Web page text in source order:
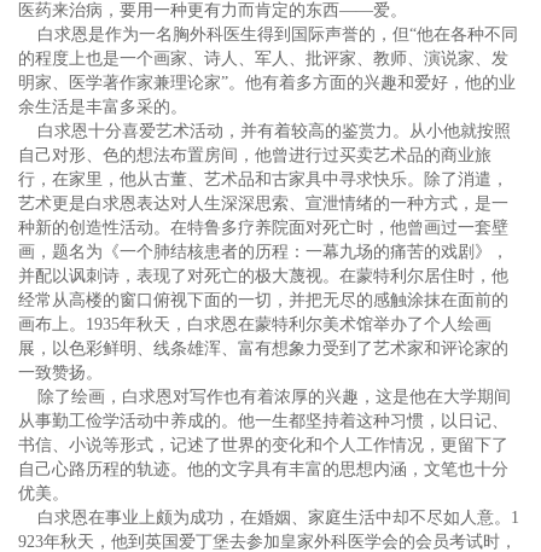
医药来治病，要用一种更有力而肯定的东西——爱。
白求恩是作为一名胸外科医生得到国际声誉的，但“他在各种不同
的程度上也是一个画家、诗人、军人、批评家、教师、演说家、发
明家、医学著作家兼理论家”。他有着多方面的兴趣和爱好，他的业
余生活是丰富多采的。
白求恩十分喜爱艺术活动，并有着较高的鉴赏力。从小他就按照
自己对形、色的想法布置房间，他曾进行过买卖艺术品的商业旅
行，在家里，他从古董、艺术品和古家具中寻求快乐。除了消遣，
艺术更是白求恩表达对人生深深思索、宣泄情绪的一种方式，是一
种新的创造性活动。在特鲁多疗养院面对死亡时，他曾画过一套壁
画，题名为《一个肺结核患者的历程：一幕九场的痛苦的戏剧》，
并配以讽刺诗，表现了对死亡的极大蔑视。在蒙特利尔居住时，他
经常从高楼的窗口俯视下面的一切，并把无尽的感触涂抹在面前的
画布上。1935年秋天，白求恩在蒙特利尔美术馆举办了个人绘画
展，以色彩鲜明、线条雄浑、富有想象力受到了艺术家和评论家的
一致赞扬。
除了绘画，白求恩对写作也有着浓厚的兴趣，这是他在大学期间
从事勤工俭学活动中养成的。他一生都坚持着这种习惯，以日记、
书信、小说等形式，记述了世界的变化和个人工作情况，更留下了
自己心路历程的轨迹。他的文字具有丰富的思想内涵，文笔也十分
优美。
白求恩在事业上颇为成功，在婚姻、家庭生活中却不尽如人意。1
923年秋天，他到英国爱丁堡去参加皇家外科医学会的会员考试时，